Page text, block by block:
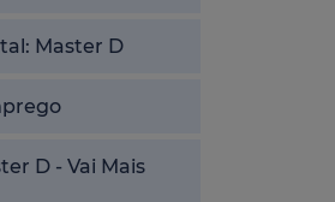
Master D
D - Vai Mais